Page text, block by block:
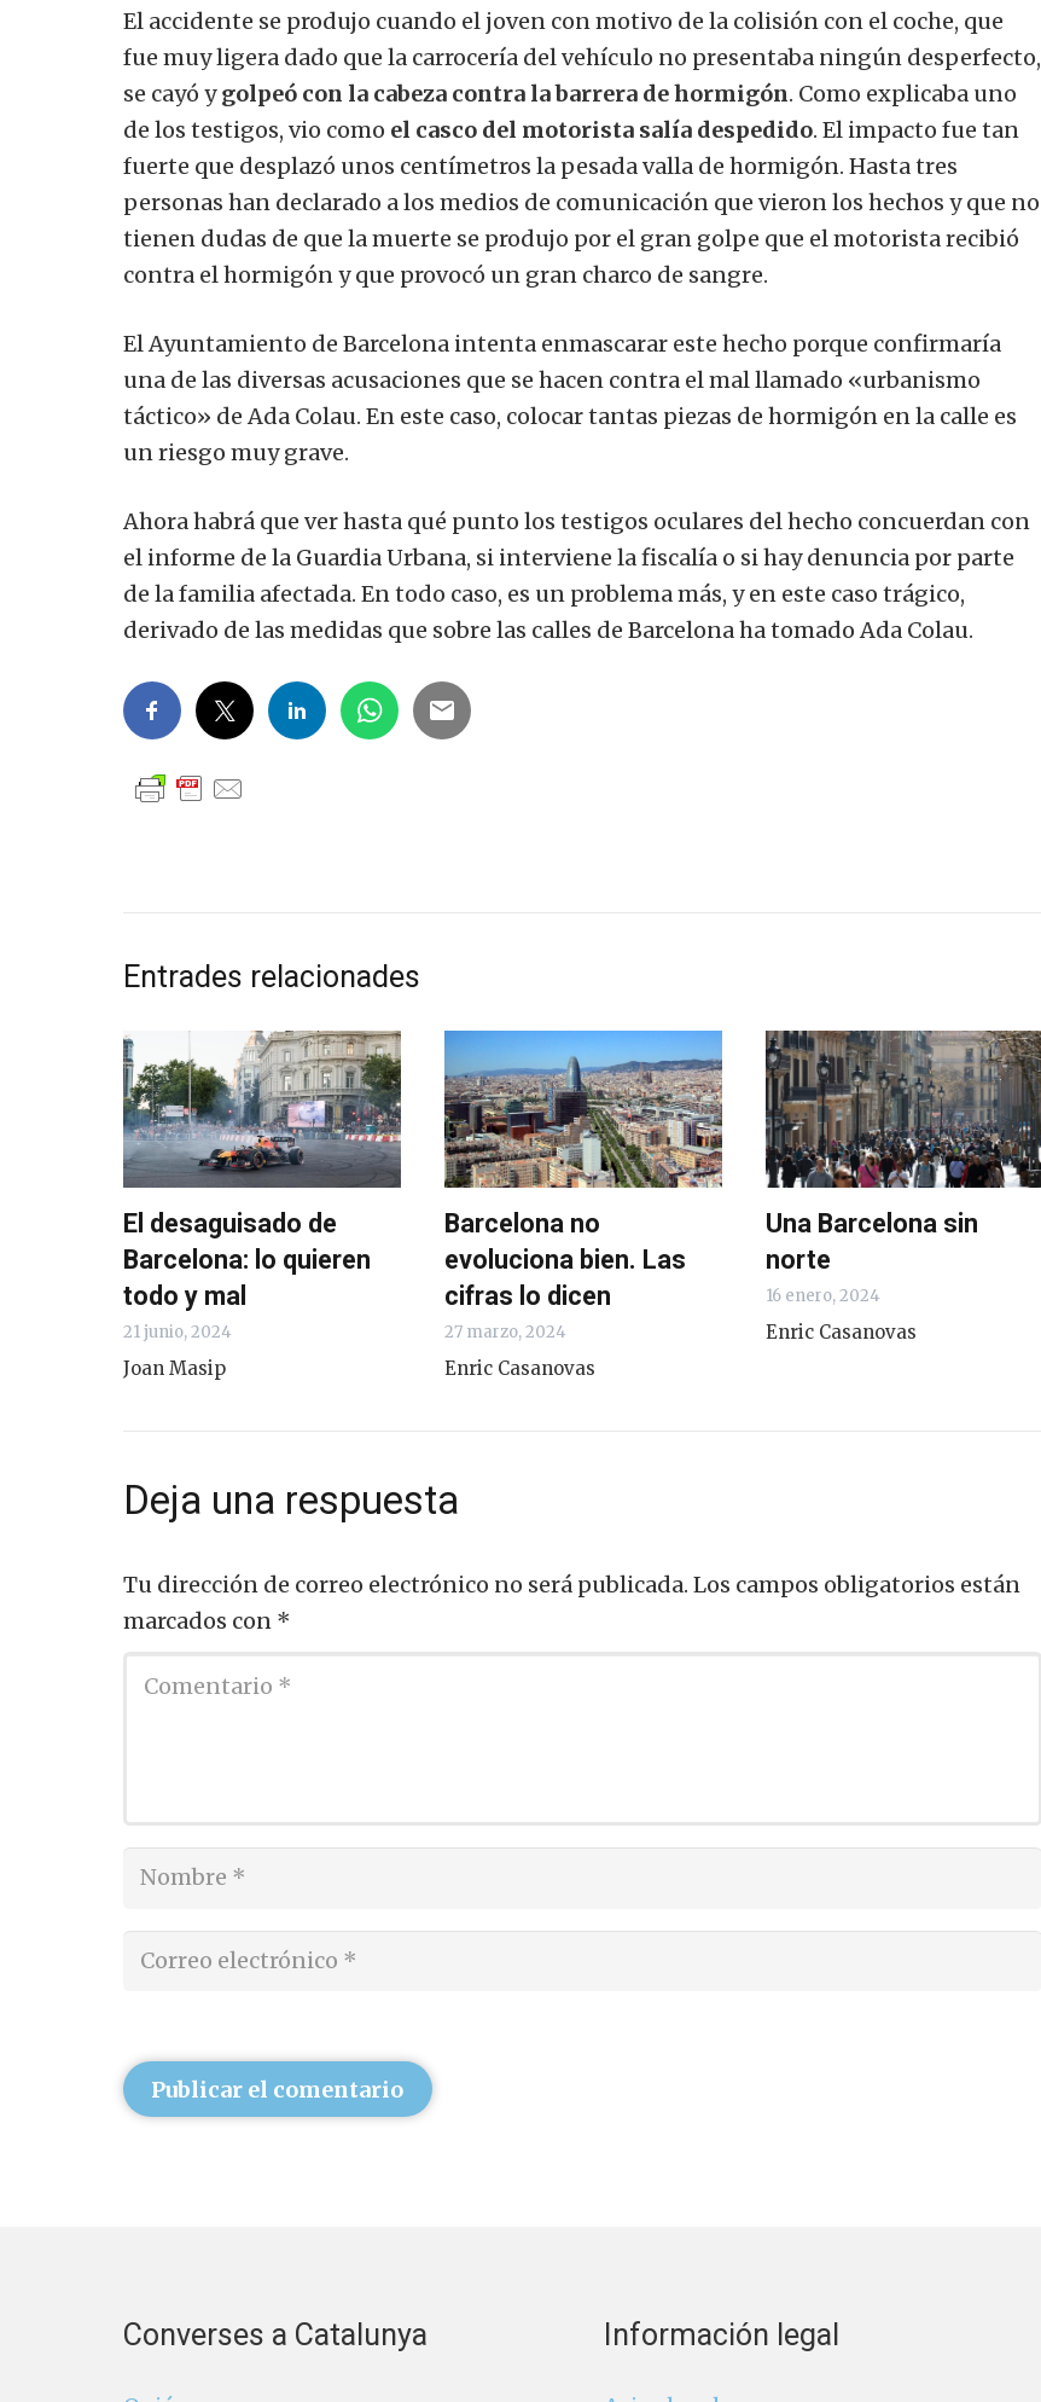
El accidente se produjo cuando el joven con motivo de la colisión con el coche, que
fue muy ligera dado que la carrocería del vehículo no presentaba ningún desperfecto,
se cayó ygolpeó con la cabeza contra la barrera de hormigón. Como explicaba uno
de los testigos, vio como el casco del motorista salía despedido. El impacto fue tan
fuerte que desplazó unos centímetros la pesada valla de hormigón. Hasta tres
personas han declarado a los medios de comunicación que vieron los hechos y que no
tienen dudas de que la muerte se produjo por el gran golpe que el motorista recibió
contra el hormigón y que provocó un gran charco de sangre.
El Ayuntamiento de Barcelona intenta enmascarar este hecho porque confirmaría
una de las diversas acusaciones que se hacen contra el mal llamado «urbanismo
táctico» de Ada Colau. En este caso, colocar tantas piezas de hormigón en la calle es
un riesgo muy grave.
Ahora habrá que ver hasta qué punto los testigos oculares del hecho concuerdan con
el informe de la Guardia Urbana, si interviene la fiscalía o si hay denuncia por parte
de la familia afectada. En todo caso, es un problema más, y en este caso trágico,
derivado de las medidas que sobre las calles de Barcelona ha tomado Ada Colau.
Entrades relacionades
El desaguisado de
Barcelona: lo quieren
todo y mal
21 junio, 2024
Joan Masip
Barcelona no
evoluciona bien. Las
cifras lo dicen
27 marzo, 2024
Enric Casanovas
Una Barcelona sin
norte
16 enero, 2024
Enric Casanovas
Deja una respuesta
Tu dirección de correo electrónico no será publicada. Los campos obligatorios están
marcados con *
Publicar el comentario
Converses a Catalunya Información legal